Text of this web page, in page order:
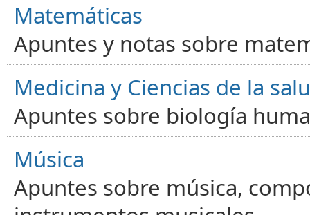
Matemáticas
Apuntes y notas sobre
Medicina y Ciencias de la
Apuntes sobre biología
Música
Apuntes sobre música,